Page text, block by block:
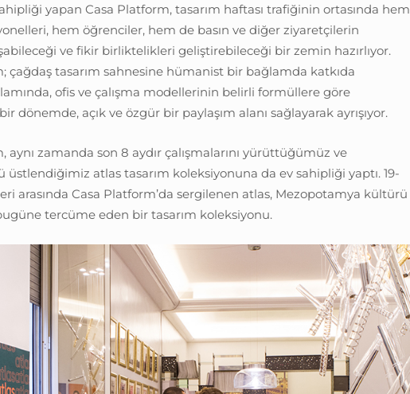
yapan Casa Platform, tasarım haftası trafiğinin ortasında hem
hem öğrenciler, hem de basın ve diğer ziyaretçilerin
ve fikir birliktelikleri geliştirebileceği bir zemin hazırlıyor.
çağdaş tasarım sahnesine hümanist bir bağlamda katkıda
ofis ve çalışma modellerinin belirli formüllere göre
dönemde, açık ve özgür bir paylaşım alanı sağlayarak ayrışıyor.
aynı zamanda son 8 aydır çalışmalarını yürüttüğümüz ve
üstlendiğimiz atlas tasarım koleksiyonuna da ev sahipliği yaptı. 19-
arasında Casa Platform’da sergilenen atlas, Mezopotamya kültürü
tercüme eden bir tasarım koleksiyonu.